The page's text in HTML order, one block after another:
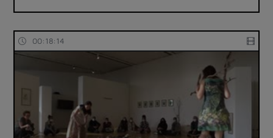
00:18:14